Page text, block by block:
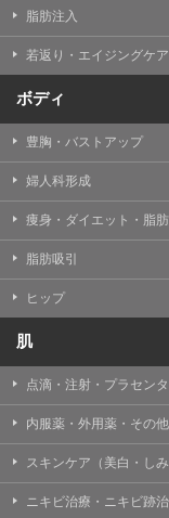
の閲覧情報を記憶
TCBグループで
を分析し、パフ
提供するサービ
ることがありま
ジが正しく表示
ください。
TCBグループが
として患者様の
アクセスログは
る統計分析のた
用されることはあ
事業上の必要性
す。
掲載したときをも
脂肪注入
若返り・エイジングケア
ボディ
豊胸・バストアップ
婦人科形成
痩身・ダイエット・脂
脂肪吸引
ヒップ
肌
点滴・注射・プラセンタ
内服薬・外用薬・その
スキンケア（美白・しみ
ニキビ治療・ニキビ跡